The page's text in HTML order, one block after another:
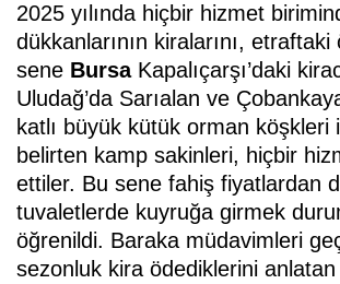
2025 yılında hiçbir hizmet
dükkanlarının kiralarını,
sene BursaKapalıçarşı’daki
Uludağ’da Sarıalan ve
katlı büyük kütük orman köşkleri
belirten kamp sakinleri, hiçbir
ettiler. Bu sene fahiş fiyatlardan
tuvaletlerde kuyruğa girmek
öğrenildi. Baraka müdavimleri
sezonluk kira ödediklerini